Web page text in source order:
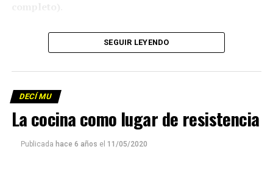
Descargar los archivos de audio:Bloque 1/Bloque 2
Descargar el programa
La reproducción de este programa es libre. Sólo tenés
que mandar un mail a
emitir todos los programas de Decí MU
SEGUIR LEYENDO
DECÍ MU
La cocina como lugar de resistencia
Publicada hace 6 años el 11/05/2020